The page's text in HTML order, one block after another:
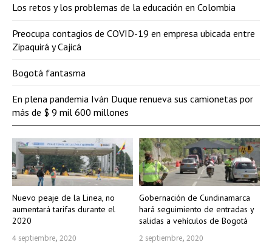
Nuevo peaje de la Linea, no
aumentará tarifas durante el
2020
4 septiembre, 2020
Gobernación de Cundinamarca
hará seguimiento de entradas y
salidas a vehículos de Bogotá
2 septiembre, 2020
Los retos y los problemas de la educación en Colombia
Preocupa contagios de COVID-19 en empresa ubicada entre
Zipaquirá y Cajicá
Bogotá fantasma
En plena pandemia Iván Duque renueva sus camionetas por
más de $ 9 mil 600 millones